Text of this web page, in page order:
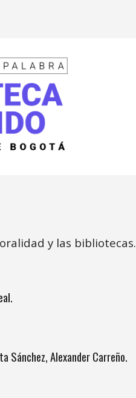
y las bibliotecas.
.
Sánchez, Alexander Carreño.